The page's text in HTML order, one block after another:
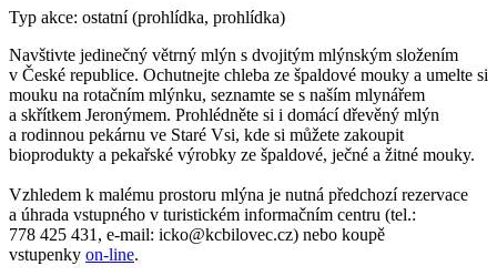
Typ akce: ostatní (prohlídka, prohlídka)
Navštivte jedinečný větrný mlýn s dvojitým mlýnským složením
v České republice. Ochutnejte chleba ze špaldové mouky a umelte si
mouku na rotačním mlýnku, seznamte se s naším mlynářem
a skřítkem Jeronýmem. Prohlédněte si i domácí dřevěný mlýn
a rodinnou pekárnu ve Staré Vsi, kde si můžete zakoupit
bioprodukty a pekařské výrobky ze špaldové, ječné a žitné mouky.
Vzhledem k malému prostoru mlýna je nutná předchozí rezervace
a úhrada vstupného v turistickém informačním centru (tel.:
778 425 431, e-mail: icko@kcbilovec.cz) nebo koupě
vstupenky on-line.